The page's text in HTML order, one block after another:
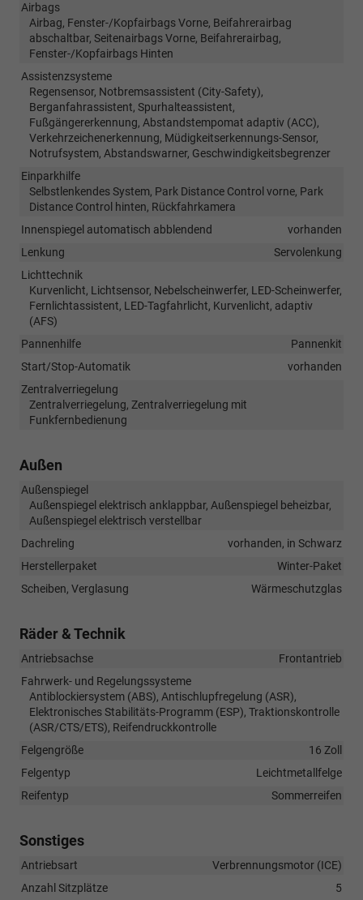
Airbags
Airbag, Fenster-/Kopfairbags Vorne, Beifahrerairbag
abschaltbar, Seitenairbags Vorne, Beifahrerairbag,
Fenster-/Kopfairbags Hinten
Assistenzsysteme
Regensensor, Notbremsassistent (City-Safety),
Berganfahrassistent, Spurhalteassistent,
Fußgängererkennung, Abstandstempomat adaptiv (ACC),
Verkehrzeichenerkennung, Müdigkeitserkennungs-Sensor,
Notrufsystem, Abstandswarner, Geschwindigkeitsbegrenzer
Einparkhilfe
Selbstlenkendes System, Park Distance Control vorne, Park
Distance Control hinten, Rückfahrkamera
Innenspiegel automatisch abblendend
vorhanden
Lenkung
Servolenkung
Lichttechnik
Kurvenlicht, Lichtsensor, Nebelscheinwerfer, LED-Scheinwerfer,
Fernlichtassistent, LED-Tagfahrlicht, Kurvenlicht, adaptiv
(AFS)
Pannenhilfe
Pannenkit
Start/Stop-Automatik
vorhanden
Zentralverriegelung
Zentralverriegelung, Zentralverriegelung mit
Funkfernbedienung
Außen
Außenspiegel
Außenspiegel elektrisch anklappbar, Außenspiegel beheizbar,
Außenspiegel elektrisch verstellbar
Dachreling
vorhanden, in Schwarz
Herstellerpaket
Winter-Paket
Scheiben, Verglasung
Wärmeschutzglas
Räder & Technik
Antriebsachse
Frontantrieb
Fahrwerk- und Regelungssysteme
Antiblockiersystem (ABS), Antischlupfregelung (ASR),
Elektronisches Stabilitäts-Programm (ESP), Traktionskontrolle
(ASR/CTS/ETS), Reifendruckkontrolle
Felgengröße
16 Zoll
Felgentyp
Leichtmetallfelge
Reifentyp
Sommerreifen
Sonstiges
Antriebsart
Verbrennungsmotor (ICE)
Anzahl Sitzplätze
5